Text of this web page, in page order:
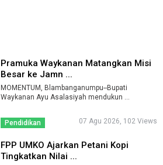
Pramuka Waykanan Matangkan Misi
Besar ke Jamn ...
MOMENTUM, Blambanganumpu--Bupati
Waykanan Ayu Asalasiyah mendukun ...
Pendidikan 07 Agu 2026, 102 Views
FPP UMKO Ajarkan Petani Kopi
Tingkatkan Nilai ...